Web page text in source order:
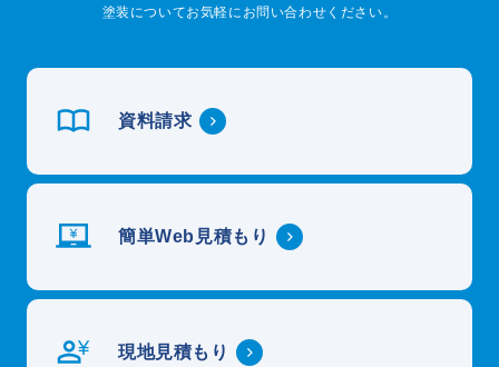
塗装についてお気軽にお問い合わせください。
資料請求
簡単Web見積もり
現地見積もり